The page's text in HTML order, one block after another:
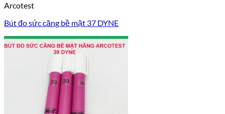
Arcotest
Bút đo sức căng bề mặt 37 DYNE